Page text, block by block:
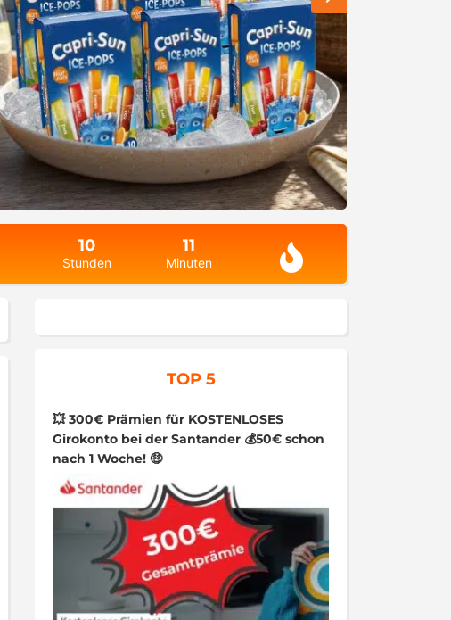
10
Stunden
11
Minuten
TOP 5
💥 300€ Prämien für KOSTENLOSES
Girokonto bei der Santander 💰50€ schon
nach 1 Woche! 🤑